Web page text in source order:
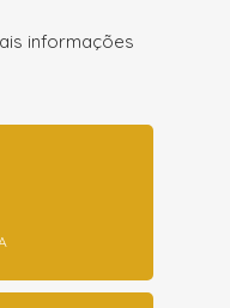
informações